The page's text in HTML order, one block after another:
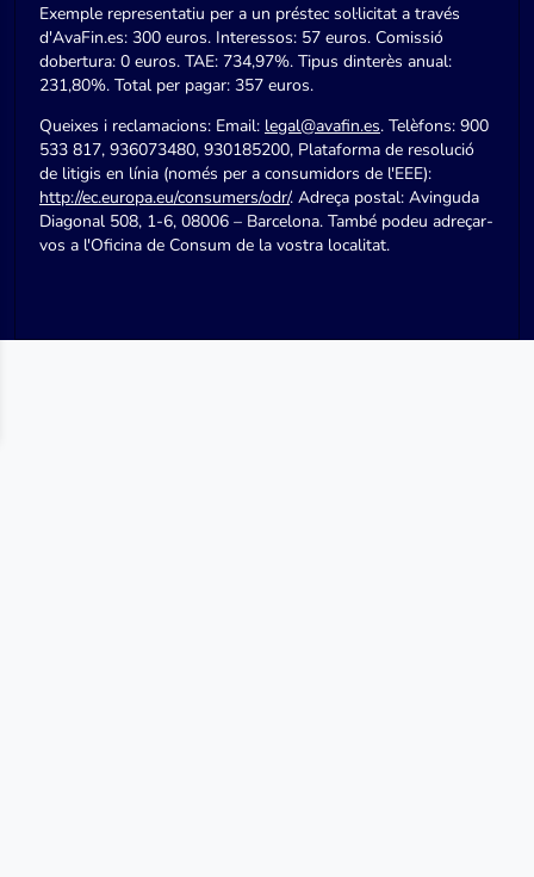
Exemple representatiu per a un préstec sol·licitat a través
d'AvaFin.es: 300 euros. Interessos: 57 euros. Comissió
dobertura: 0 euros. TAE: 734,97%. Tipus dinterès anual:
231,80%. Total per pagar: 357 euros.
Queixes i reclamacions: Email: legal@avafin.es. Telèfons: 900
533 817, 936073480, 930185200, Plataforma de resolució
de litigis en línia (només per a consumidors de l'EEE):
http://ec.europa.eu/consumers/odr/. Adreça postal: Avinguda
Diagonal 508, 1-6, 08006 – Barcelona. També podeu adreçar-
vos a l'Oficina de Consum de la vostra localitat.